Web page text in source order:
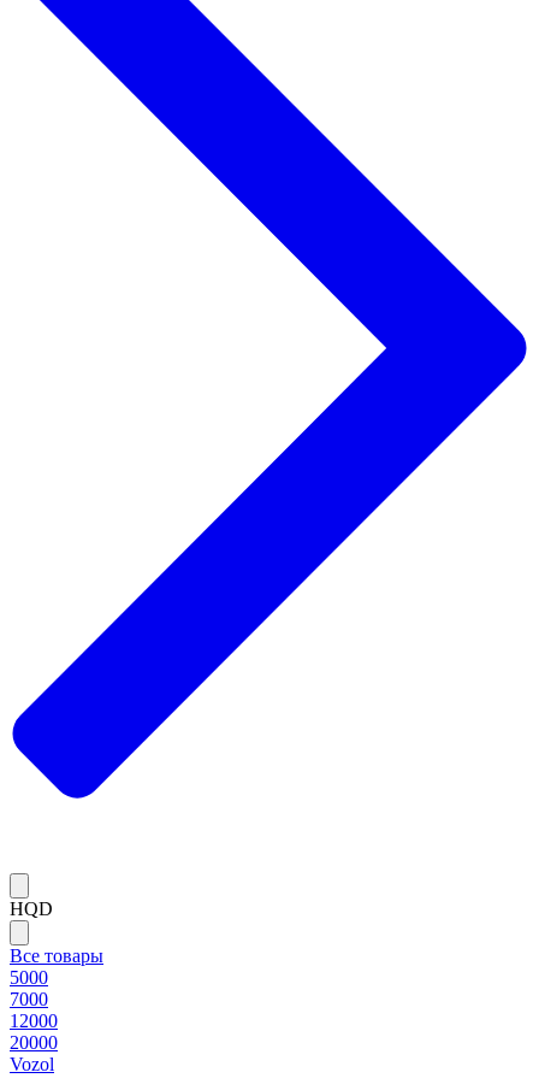
HQD
Все товары
5000
7000
12000
20000
Vozol